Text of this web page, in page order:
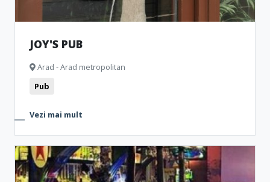
JOY'S PUB
Arad - Arad metropolitan
Pub
Vezi mai mult